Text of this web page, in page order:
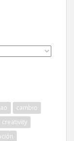
cambio
creativity